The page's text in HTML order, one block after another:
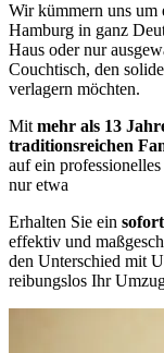
Wir kümmern uns um
Hamburg in ganz
Haus oder nur
Couchtisch, den
verlagern möchten.
Mit mehr als 13
traditionsreichen
auf ein
nur etwa
Erhalten Sie ein
effektiv und
den Unterschied mit
reibungslos Ihr